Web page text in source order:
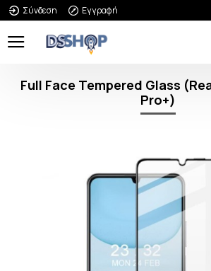
Σύνδεση Εγγραφή
Full Face Tempered Glass
Pro+)